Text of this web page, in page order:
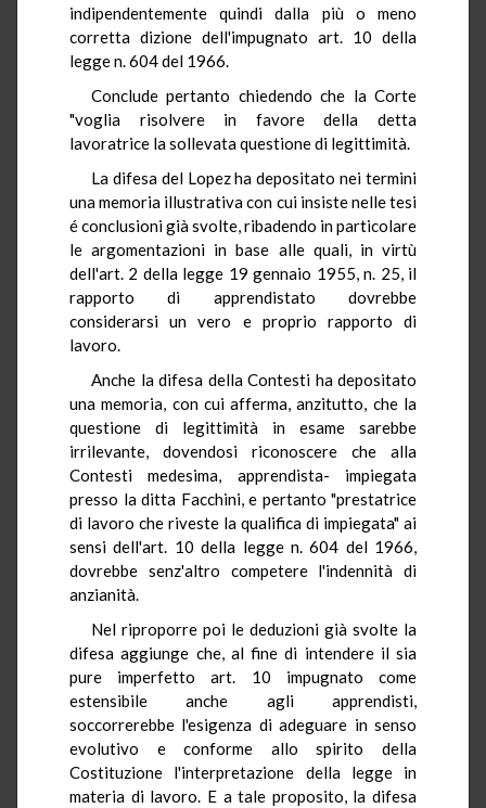
indipendentemente quindi dalla più o meno
corretta dizione dell'impugnato art. 10 della
legge n. 604 del 1966.
Conclude pertanto chiedendo che la Corte
"voglia risolvere in favore della detta
lavoratrice la sollevata questione di legittimità.
La difesa del Lopez ha depositato nei termini
una memoria illustrativa con cui insiste nelle tesi
é conclusioni già svolte, ribadendo in particolare
le argomentazioni in base alle quali, in virtù
dell'art. 2 della legge 19 gennaio 1955, n. 25, il
rapporto di apprendistato dovrebbe
considerarsi un vero e proprio rapporto di
lavoro.
Anche la difesa della Contesti ha depositato
una memoria, con cui afferma, anzitutto, che la
questione di legittimità in esame sarebbe
irrilevante, dovendosi riconoscere che alla
Contesti medesima, apprendista- impiegata
presso la ditta Facchini, e pertanto "prestatrice
di lavoro che riveste la qualifica di impiegata" ai
sensi dell'art. 10 della legge n. 604 del 1966,
dovrebbe senz'altro competere l'indennità di
anzianità.
Nel riproporre poi le deduzioni già svolte la
difesa aggiunge che, al fine di intendere il sia
pure imperfetto art. 10 impugnato come
estensibile anche agli apprendisti,
soccorrerebbe l'esigenza di adeguare in senso
evolutivo e conforme allo spirito della
Costituzione l'interpretazione della legge in
materia di lavoro. E a tale proposito, la difesa